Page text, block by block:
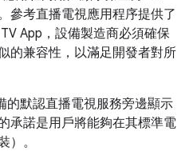
參考直播電視應用程序提供了
App，設備製造商必須確保
的兼容性，以滿足開發者對所
的默認直播電視服務旁邊顯示
承諾是用戶將能夠在其標準電
）。